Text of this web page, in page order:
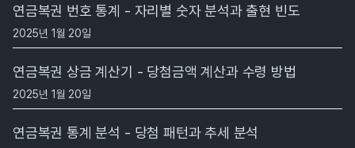
연금복권 번호 통계 - 자리별 숫자 분석과 출현 빈도
2025년 1월 20일
연금복권 상금 계산기 - 당첨금액 계산과 수령 방법
2025년 1월 20일
연금복권 통계 분석 - 당첨 패턴과 추세 분석